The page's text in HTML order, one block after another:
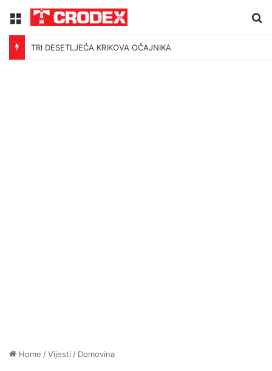
Menu
TRI DESETLJEĆA KRIKOVA OČAJNIKA
Home /Vijesti / Domovina